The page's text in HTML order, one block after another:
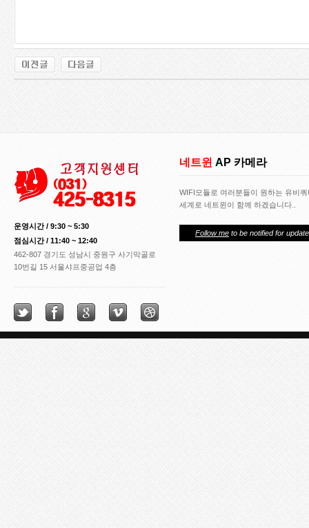
운영시간 / 9:30 ~ 5:30
점심시간 / 11:40 ~ 12:40
462-807 경기도 성남시 중원구 사기막골로
10번길 15 서울샤프중공업 4층
네트윈 AP 카메라
WIFI모듈로 여러분들이 원하는 유비
세계로 네트윈이 함께 하겠습니다..
Follow me to be notified for